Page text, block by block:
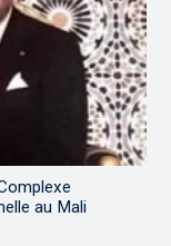
au Mali